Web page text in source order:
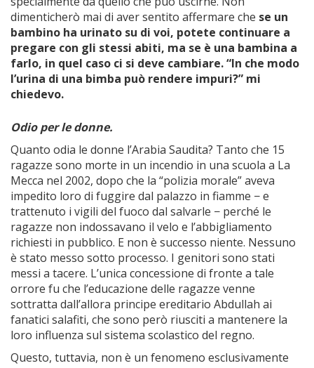
dimenticherò mai di aver sentito affermare che se un
bambino ha urinato su di voi, potete continuare a
pregare con gli stessi abiti, ma se è una bambina a
farlo, in quel caso ci si deve cambiare. “In che modo
l’urina di una bimba può rendere impuri?” mi
chiedevo.
Odio per le donne.
Quanto odia le donne l’Arabia Saudita? Tanto che 15
ragazze sono morte in un incendio in una scuola a La
Mecca nel 2002, dopo che la “polizia morale” aveva
impedito loro di fuggire dal palazzo in fiamme − e
trattenuto i vigili del fuoco dal salvarle − perché le
ragazze non indossavano il velo e l’abbigliamento
richiesti in pubblico. E non è successo niente. Nessuno
è stato messo sotto processo. I genitori sono stati
messi a tacere. L’unica concessione di fronte a tale
orrore fu che l’educazione delle ragazze venne
sottratta dall’allora principe ereditario Abdullah ai
fanatici salafiti, che sono però riusciti a mantenere la
loro influenza sul sistema scolastico del regno.
Questo, tuttavia, non è un fenomeno esclusivamente